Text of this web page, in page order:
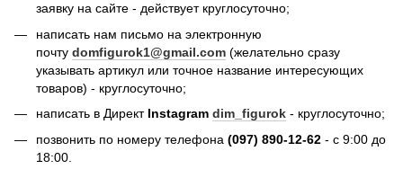
заявку на сайте - действует круглосуточно;
написать нам письмо на электронную
почту domfigurok1@gmail.com (желательно сразу
указывать артикул или точное название интересующих
товаров) - круглосуточно;
написать в Директ Instagram dim_figurok - круглосуточно;
позвонить по номеру телефона (097) 890-12-62 - с 9:00 до
18:00.